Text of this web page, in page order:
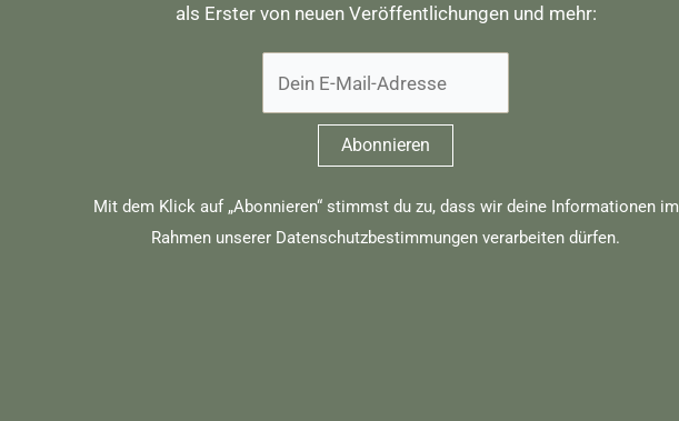
als Erster von neuen Veröffentlichungen und mehr:
Mit dem Klick auf „Abonnieren“ stimmst du zu, dass wir deine Informationen im
Rahmen unserer Datenschutzbestimmungen verarbeiten dürfen.